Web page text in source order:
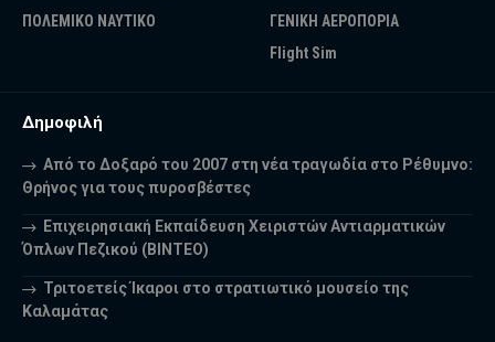
ΠΟΛΕΜΙΚΟ ΝΑΥΤΙΚΟ
ΓΕΝΙΚΗ ΑΕΡΟΠΟΡΙΑ
Flight Sim
Δημοφιλή
Από το Δοξαρό του 2007 στη νέα τραγωδία στο Ρέθυμνο:
Θρήνος για τους πυροσβέστες
Επιχειρησιακή Εκπαίδευση Χειριστών Αντιαρματικών
Όπλων Πεζικού (ΒΙΝΤΕΟ)
Τριτοετείς Ίκαροι στο στρατιωτικό μουσείο της
Καλαμάτας